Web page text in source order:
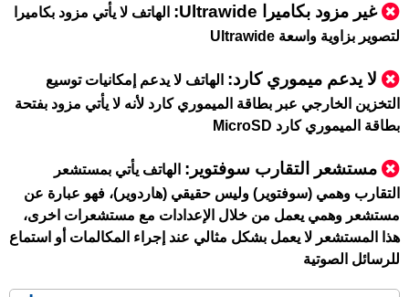
غير مزود بكاميرا Ultrawide:
الهاتف لا يأتي مزود بكاميرا
لتصوير بزاوية واسعة Ultrawide
لا يدعم ميموري كارد: الهاتف لا يدعم إمكانيات توسيع
التخزين الخارجي عبر بطاقة الميموري كارد لأنه لا يأتي مزود بفتحة
بطاقة الميموري كارد MicroSD
مستشعر التقارب سوفتوير: الهاتف يأتي بمستشعر
التقارب وهمي (سوفتوير) وليس حقيقي (هاردوير)، فهو عبارة عن
مستشعر وهمي يعمل من خلال الإعدادات مع مستشعرات اخرى،
هذا المستشعر لا يعمل بشكل مثالي عند إجراء المكالمات أو استماع
للرسائل الصوتية